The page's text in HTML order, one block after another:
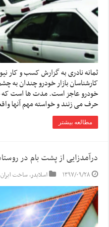
ثمانه نادری به گزارش کسب و کار
کارشناسان بازار خودرو چندان به
خودرو عاجز است. مدت ها است که
حرف می زنند و خواسته مهم آنها
مطالعه بیشتر
درآمدزایی از پشت بام در
۱۳۹۷/۰۹/۲۸ اسلایدر,ساخت ایران